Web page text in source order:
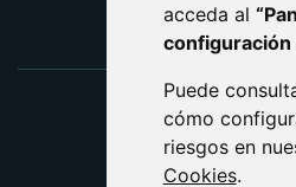
acceda al
configuración
Puede
cómo
riesgos en
Cookies.